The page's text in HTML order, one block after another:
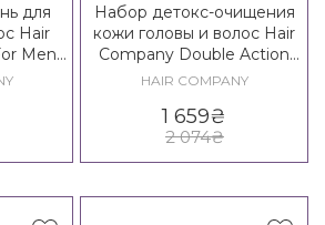
для
Hair
Men
Набор детокс-очищения
кожи головы и волос Hair
Company Double Action
Home Beauty Detox Kit
HAIR COMPANY
1 659₴
2 074₴